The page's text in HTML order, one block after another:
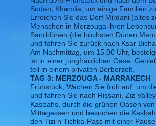
Sudan, Khamlia, um einige Familien
Erreichen Sie das Dorf Mirdani (altes
Menschen in Merzouga ihren
Sanddünen (die höchsten Dünen
und fahren Sie zurück nach Ksar Bicha.
Am Nachmittag, um 15.00 Uhr,
ist in einer jungfräulichen Oase.
teil in einem privaten Berberzelt.
TAG 3: MERZOUGA - MARRAKECH
Frühstück, Wachen Sie früh auf, um
und fahren Sie nach Rissani, Ziz
Kasbahs, durch die grünen Oasen
Mittagessen und besuchen die
den Tizi n Tichka-Pass mit einer